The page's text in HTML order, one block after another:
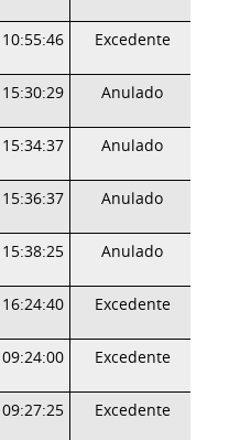
10:55:46 Excedente
15:30:29 Anulado
15:34:37 Anulado
15:36:37 Anulado
15:38:25 Anulado
16:24:40 Excedente
09:24:00 Excedente
09:27:25 Excedente